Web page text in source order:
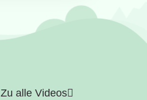
Zu alle Videos